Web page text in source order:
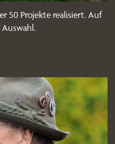
50 Projekte realisiert. Auf